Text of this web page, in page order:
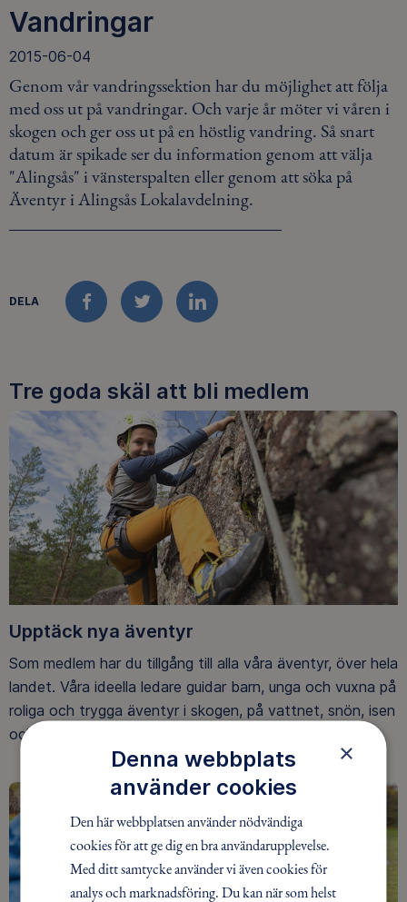
Vandringar
2015-06-04
Genom vår vandringssektion har du möjlighet att följa
med oss ut på vandringar. Och varje år möter vi våren i
skogen och ger oss ut på en höstlig vandring. Så snart
datum är spikade ser du information genom att välja
"Alingsås" i vänsterspalten eller genom att söka på
Äventyr i Alingsås Lokalavdelning.
DELA
FACEBOOKTWITTERLINKEDIN
Tre goda skäl att bli medlem
Upptäck nya äventyr
Som medlem har du tillgång till alla våra äventyr, över hela
landet. Våra ideella ledare guidar barn, unga och vuxna på
roliga och trygga äventyr i skogen, på vattnet, snön, isen
och på fjället.
×
Denna webbplats
använder cookies
Den här webbplatsen använder nödvändiga
cookies för att ge dig en bra användarupplevelse.
Med ditt samtycke använder vi även cookies för
analys och marknadsföring. Du kan när som helst